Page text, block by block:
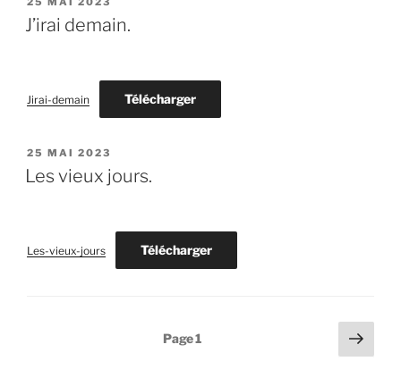
LE
J’irai demain.
Jirai-demain Télécharger
PUBLIÉ
LE
25 MAI 2023
Les vieux jours.
Les-vieux-jours Télécharger
Page1
Page